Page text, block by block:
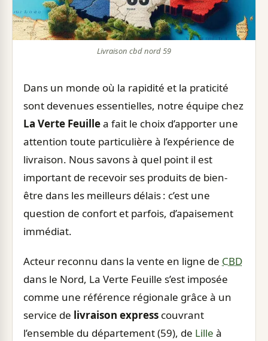
Livraison cbd nord 59
Dans un monde où la rapidité et la praticité
sont devenues essentielles, notre équipe chez
La Verte Feuillea fait le choix d’apporter une
attention toute particulière à l’expérience de
livraison. Nous savons à quel point il est
important de recevoir ses produits de bien-
être dans les meilleurs délais : c’est une
question de confort et parfois, d’apaisement
immédiat.
Acteur reconnu dans la vente en ligne de CBD
dans le Nord, La Verte Feuille s’est imposée
comme une référence régionale grâce à un
service de livraison express couvrant
l’ensemble du département (59), de Lille à